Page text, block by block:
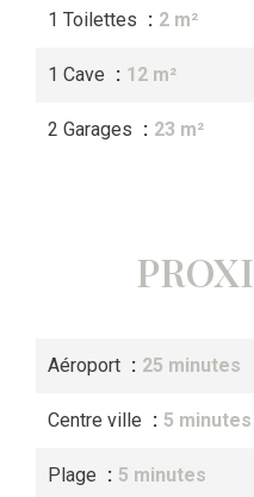
1 Toilettes 2 m²
1 Cave 12 m²
2 Garages 23 m²
Aéroport 25 minutes
Centre ville 5 minutes
Plage 5 minutes